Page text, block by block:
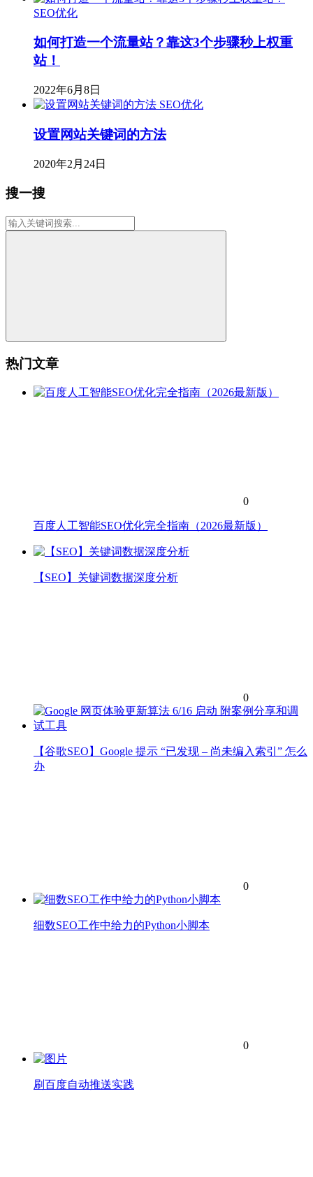
SEO优化
如何打造一个流量站？靠这3个步骤秒上权重
站！
2022年6月8日
SEO优化
设置网站关键词的方法
2020年2月24日
搜一搜
热门文章
0
百度人工智能SEO优化完全指南（2026最新版）
【SEO】关键词数据深度分析
0
【谷歌SEO】Google 提示 “已发现 – 尚未编入索引” 怎么
办
0
细数SEO工作中给力的Python小脚本
0
刷百度自动推送实践